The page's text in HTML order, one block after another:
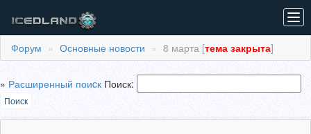
Форум
Основные новости 8 марта [тема закрыта]
» Расширенный поиcк Поиск:
Поиск